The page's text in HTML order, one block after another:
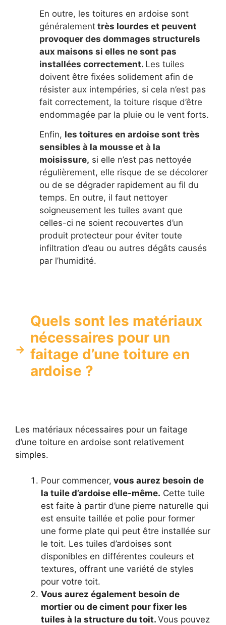
En outre, les toitures en ardoise sont
généralement très lourdes et peuvent
provoquer des dommages structurels
aux maisons si elles ne sont pas
installées correctement. Les tuiles
doivent être fixées solidement afin de
résister aux intempéries, si cela n’est pas
fait correctement, la toiture risque d’être
endommagée par la pluie ou le vent forts.
Enfin, les toitures en ardoise sont très
sensibles à la mousse et à la
moisissure, si elle n’est pas nettoyée
régulièrement, elle risque de se décolorer
ou de se dégrader rapidement au fil du
temps. En outre, il faut nettoyer
soigneusement les tuiles avant que
celles-ci ne soient recouvertes d’un
produit protecteur pour éviter toute
infiltration d’eau ou autres dégâts causés
par l’humidité.
Quels sont les matériaux
nécessaires pour un
faitage d’une toiture en
ardoise ?
Les matériaux nécessaires pour un faitage
d’une toiture en ardoise sont relativement
simples.
Pour commencer, vous aurez besoin de
la tuile d’ardoise elle-même. Cette tuile
est faite à partir d’une pierre naturelle qui
est ensuite taillée et polie pour former
une forme plate qui peut être installée sur
le toit. Les tuiles d’ardoises sont
disponibles en différentes couleurs et
textures, offrant une variété de styles
pour votre toit.
Vous aurez également besoin de
mortier ou de ciment pour fixer les
tuiles à la structure du toit. Vous pouvez